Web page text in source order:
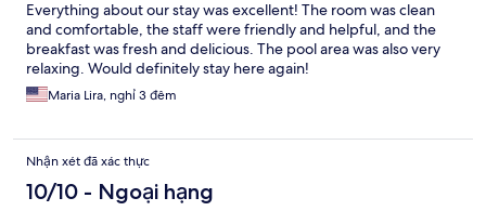
Everything about our stay was excellent! The room was clean
and comfortable, the staff were friendly and helpful, and the
breakfast was fresh and delicious. The pool area was also very
relaxing. Would definitely stay here again!
Maria Lira, nghỉ 3 đêm
Nhận xét đã xác thực
10/10 - Ngoại hạng